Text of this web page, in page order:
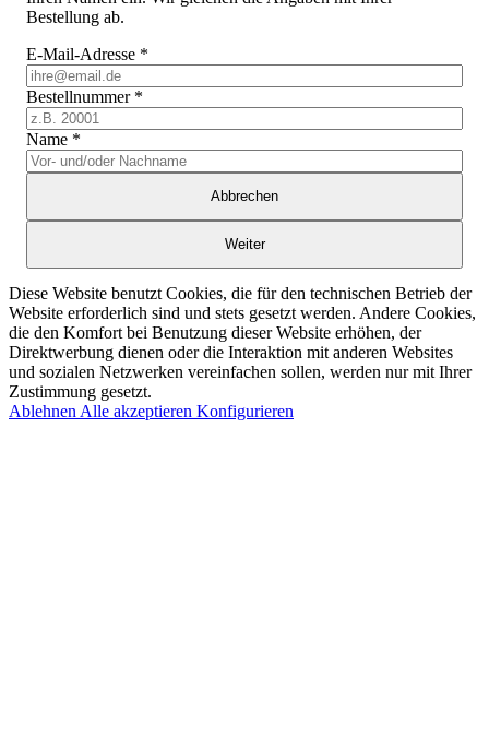
Bestellung ab.
E-Mail-Adresse *
Bestellnummer *
Name *
Abbrechen
Weiter
Diese Website benutzt Cookies, die für den technischen Betrieb der
Website erforderlich sind und stets gesetzt werden. Andere Cookies,
die den Komfort bei Benutzung dieser Website erhöhen, der
Direktwerbung dienen oder die Interaktion mit anderen Websites
und sozialen Netzwerken vereinfachen sollen, werden nur mit Ihrer
Zustimmung gesetzt.
Ablehnen Alle akzeptieren Konfigurieren